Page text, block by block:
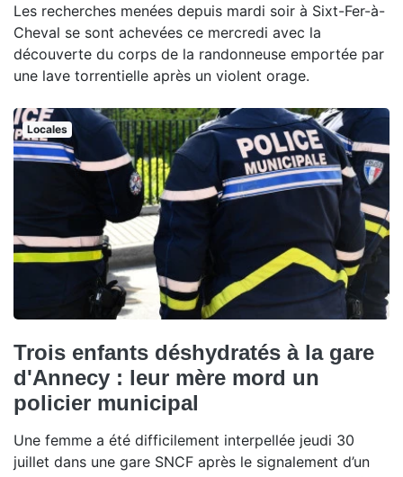
Les recherches menées depuis mardi soir à Sixt-Fer-à-
Cheval se sont achevées ce mercredi avec la
découverte du corps de la randonneuse emportée par
une lave torrentielle après un violent orage.
Locales
Trois enfants déshydratés à la gare
d'Annecy : leur mère mord un
policier municipal
Une femme a été difficilement interpellée jeudi 30
juillet dans une gare SNCF après le signalement d’un